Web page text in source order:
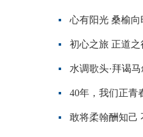
心有阳光 桑榆向
初心之旅 正道之
水调歌头·拜谒
40年，我们正青
敢将柔翰酬知己